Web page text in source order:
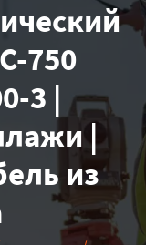
750
3 |
|
из